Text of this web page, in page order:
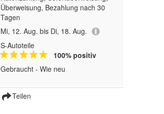
Überweisung, Bezahlung nach 30
Tagen
Mi, 12. Aug. bis Di, 18. Aug.
S-Autoteile
100% positiv
Gebraucht - Wie neu
Teilen